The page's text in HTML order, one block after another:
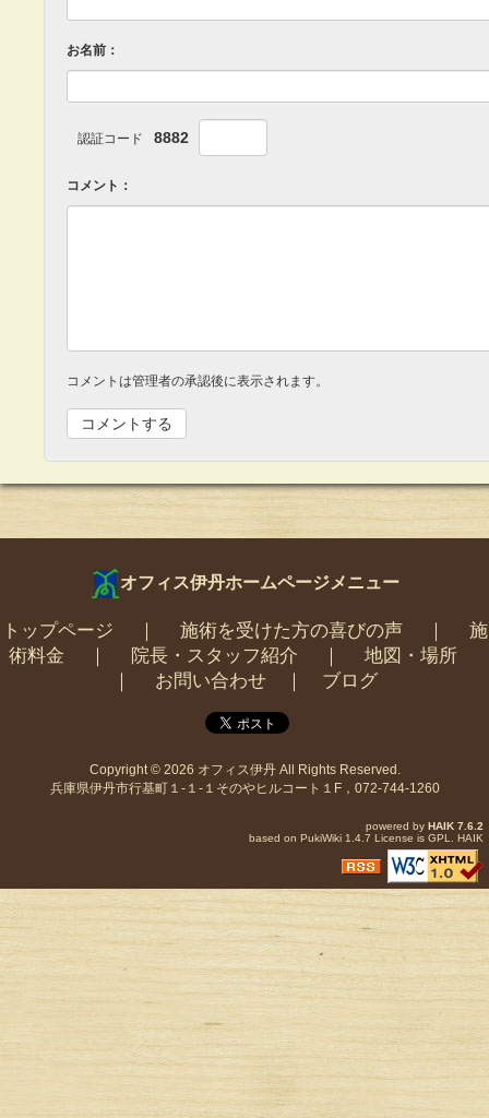
お名前：
認証コード 8882
コメント：
コメントは管理者の承認後に表示されます。
オフィス伊丹ホームページメニュー
トップページ 施術を受けた方の喜びの声｜ 施
術料金
院長・スタッフ紹介
地図・場所
お問い合わせ｜ ブログ
Copyright © 2026 オフィス伊丹All Rights Reserved.
兵庫県伊丹市行基町１-１-１そのやヒルコート１F，072-744-1260
powered by HAIK 7.6.2
based on PukiWiki 1.4.7 License is GPL. HAIK